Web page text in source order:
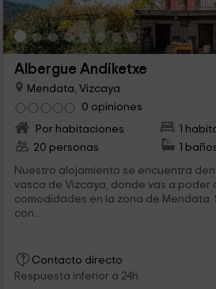
Albergue Andiketxe
Mendata, Vizcaya
0 opiniones
Por habitaciones
1
20 personas
1
Nuestro alojamiento se encuentra
vasca de Vizcaya, donde vas a poder
comodidades en la zona de Mendata.
con...
Contacto directo
Respuesta inferior a 24h